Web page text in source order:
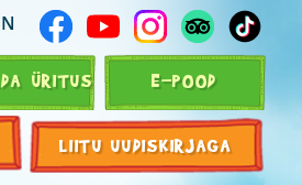
ÜRITUS E-POOD
LIITU UUDISKIRJAGA